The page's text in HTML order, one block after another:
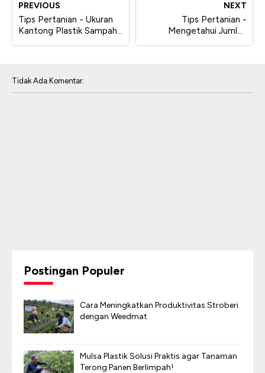
NEXT
Tips Pertanian -
Mengetahui Jumlah
PREVIOUS
Tips Pertanian - Ukuran
Kantong Plastik Sampah
Tidak Ada Komentar:
Postingan Populer
Cara Meningkatkan Produktivitas Stroberi
dengan Weedmat
Mulsa Plastik Solusi Praktis agar Tanaman
Terong Panen Berlimpah!